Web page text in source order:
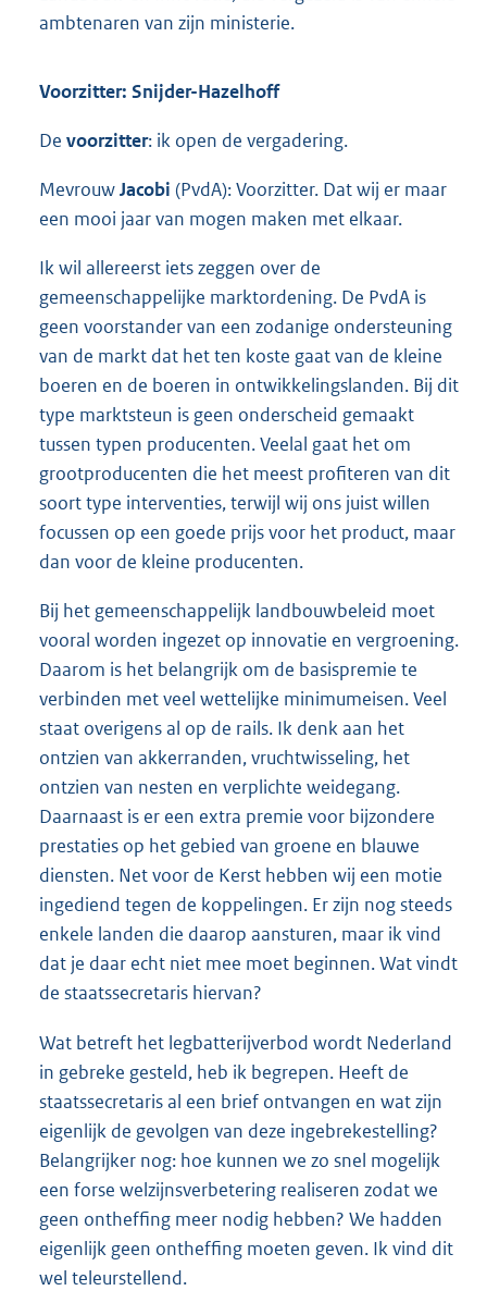
ambtenaren van zijn ministerie.
Voorzitter: Snijder-Hazelhoff
De voorzitter: ik open de vergadering.
MevrouwJacobi (PvdA): Voorzitter. Dat wij er maar
een mooi jaar van mogen maken met elkaar.
Ik wil allereerst iets zeggen over de
gemeenschappelijke marktordening. De PvdA is
geen voorstander van een zodanige ondersteuning
van de markt dat het ten koste gaat van de kleine
boeren en de boeren in ontwikkelingslanden. Bij dit
type marktsteun is geen onderscheid gemaakt
tussen typen producenten. Veelal gaat het om
grootproducenten die het meest profiteren van dit
soort type interventies, terwijl wij ons juist willen
focussen op een goede prijs voor het product, maar
dan voor de kleine producenten.
Bij het gemeenschappelijk landbouwbeleid moet
vooral worden ingezet op innovatie en vergroening.
Daarom is het belangrijk om de basispremie te
verbinden met veel wettelijke minimumeisen. Veel
staat overigens al op de rails. Ik denk aan het
ontzien van akkerranden, vruchtwisseling, het
ontzien van nesten en verplichte weidegang.
Daarnaast is er een extra premie voor bijzondere
prestaties op het gebied van groene en blauwe
diensten. Net voor de Kerst hebben wij een motie
ingediend tegen de koppelingen. Er zijn nog steeds
enkele landen die daarop aansturen, maar ik vind
dat je daar echt niet mee moet beginnen. Wat vindt
de staatssecretaris hiervan?
Wat betreft het legbatterijverbod wordt Nederland
in gebreke gesteld, heb ik begrepen. Heeft de
staatssecretaris al een brief ontvangen en wat zijn
eigenlijk de gevolgen van deze ingebrekestelling?
Belangrijker nog: hoe kunnen we zo snel mogelijk
een forse welzijnsverbetering realiseren zodat we
geen ontheffing meer nodig hebben? We hadden
eigenlijk geen ontheffing moeten geven. Ik vind dit
wel teleurstellend.